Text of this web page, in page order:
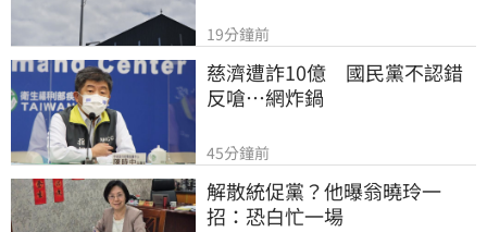
19分鐘前
慈濟遭詐10億　國民黨不認錯
反嗆⋯網炸鍋
45分鐘前
解散統促黨？他曝翁曉玲一
招：恐白忙一場